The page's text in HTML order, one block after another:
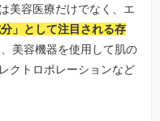
美容医療だけでなく、エ
」として注目される存
美容機器を使用して肌の
クトロポレーションなど